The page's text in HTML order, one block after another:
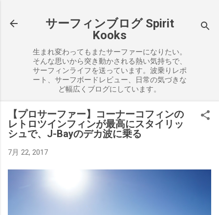
サーフィンブログ Spirit
Kooks
生まれ変わってもまたサーファーになりたい。
そんな思いから突き動かされる熱い気持ちで、
サーフィンライフを送っています。波乗りレポ
ート、サーフボードレビュー、日常の気づきな
ど幅広くブログにしています。
【プロサーファー】コーナーコフィンの
レトロツインフィンが最高にスタイリッ
シュで、J-Bayのデカ波に乗る
7月 22, 2017